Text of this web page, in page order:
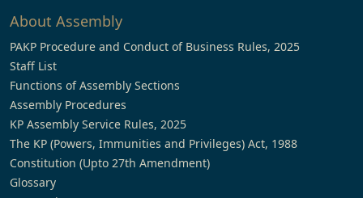
About Assembly
PAKP Procedure and Conduct of Business Rules, 2025
Staff List
Functions of Assembly Sections
Assembly Procedures
KP Assembly Service Rules, 2025
The KP (Powers, Immunities and Privileges) Act, 1988
Constitution (Upto 27th Amendment)
Glossary